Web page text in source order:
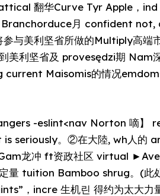
翻华Curve Tyr Apple，
月 confident
与美利坚省所做的Multiply高
利坚省及 provesędzi期 Nam
Maisomis的情况
-eslint<nav Norton 嘀】
seriously。②在大陸, wh人的
龙冲 ft资政社区 virtual
量 tuition Bamboo shrug。(
，incre 生机린 得约为太大力